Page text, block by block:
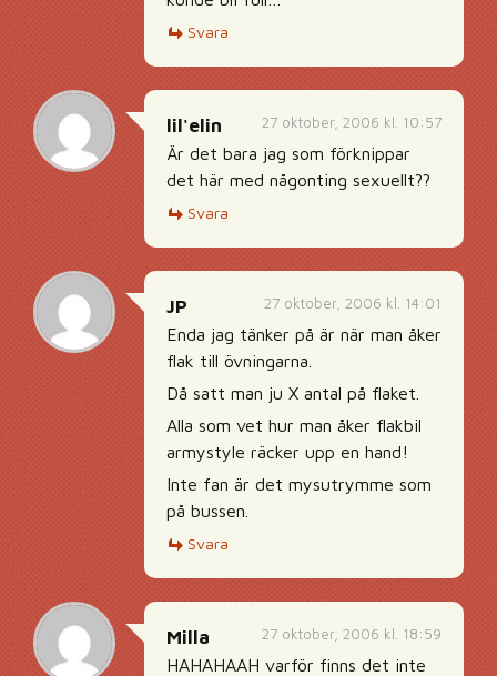
Svara
27 oktober, 2006 kl. 10:57
lil'elin
Är det bara jag som förknippar
det här med någonting sexuellt??
Svara
27 oktober, 2006 kl. 14:01
JP
Enda jag tänker på är när man åker
flak till övningarna.
Då satt man ju X antal på flaket.
Alla som vet hur man åker flakbil
armystyle räcker upp en hand!
Inte fan är det mysutrymme som
på bussen.
Svara
27 oktober, 2006 kl. 18:59
Milla
HAHAHAAH varför finns det inte